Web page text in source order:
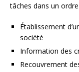
tâches dans un
Établissement
société
Information des
Recouvrement